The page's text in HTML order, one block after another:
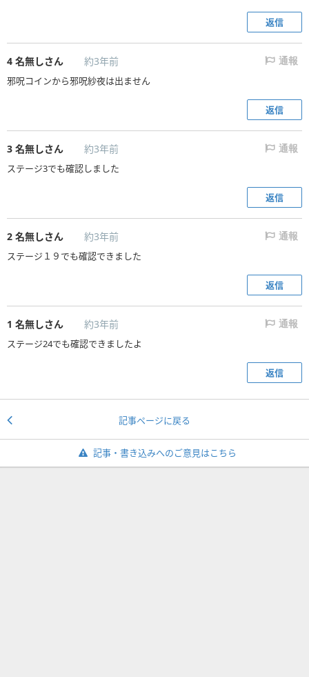
返信
4 名無しさん 約3年前 通報
邪呪コインから邪呪紗夜は出ません
返信
3 名無しさん 約3年前 通報
ステージ3でも確認しました
返信
2 名無しさん 約3年前 通報
ステージ１９でも確認できました
返信
1 名無しさん 約3年前 通報
ステージ24でも確認できましたよ
返信
記事ページに戻る
記事・書き込みへのご意見はこちら